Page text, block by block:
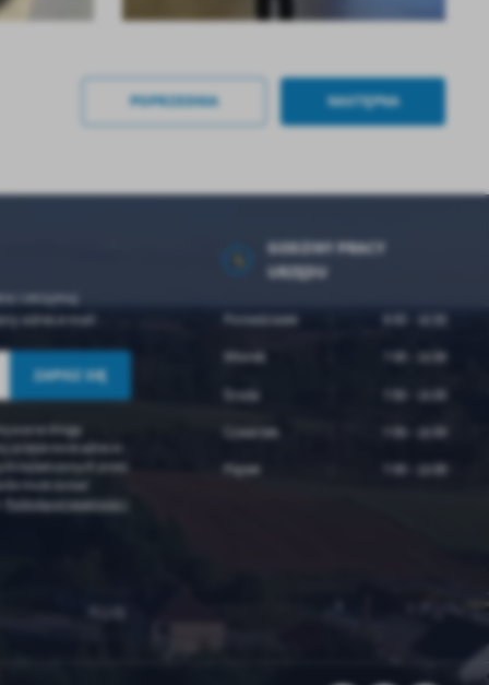
POPRZEDNIA NASTĘPNA
i otrzymuj
adres e-mail
drogą
przeze mnie adres e-
świadczonych przez
może zostać
Polityka prywatności i
GODZINY PRACY
URZĘDU
Poniedziałek
Wtorek
Środa
Czwartek
Piątek 7:00 - 15:00